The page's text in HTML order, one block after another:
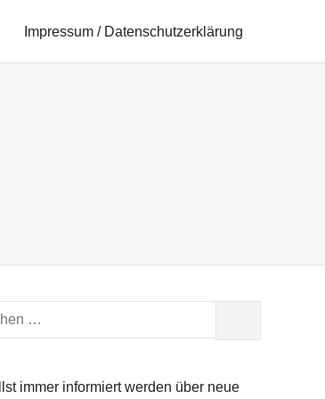
Impressum / Datenschutzerklärung
immer informiert werden über neue